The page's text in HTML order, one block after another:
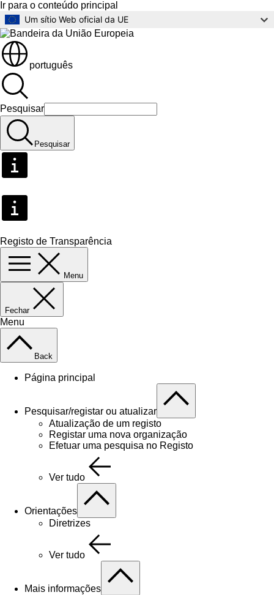
Ir para o conteúdo principal
Um sítio Web oficial da UE
português
Pesquisar
Pesquisar
Registo de Transparência
Menu
Fechar
Menu
Back
Página principal
Pesquisar/registar ou atualizar
Atualização de um registo
Registar uma nova organização
Efetuar uma pesquisa no Registo
Ver tudo
Orientações
Diretrizes
Ver tudo
Mais informações